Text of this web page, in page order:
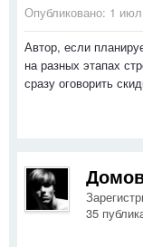
Опубликовано: 1
Автор, если
на разных этапах
сразу оговорить
35